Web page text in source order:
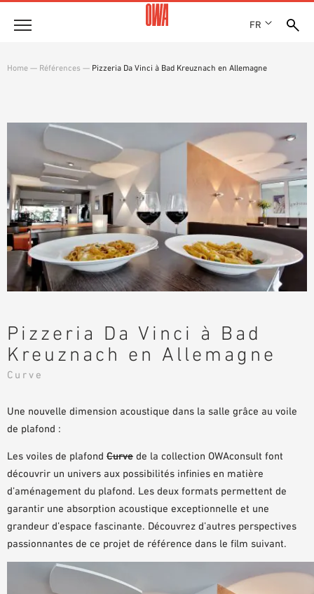
FR
NOS FILIALES
ACTUALITÉS
SHOWROOM 7TH FLOOR
LES COLLECTIONS OWA
RECHERCHE TECHNIQUE
DOMAINES D’UTILISATION
Références
Assistance technique
Service
DOCUMENTS D’APPEL D’OFFRES
TÉLÉCHARGEMENTS
DOCUMENTS D’AIDE À LA PLANIFICATION
BIBLIOTHÈQUE BIM/REVIT
Home — Références — Pizzeria Da Vinci à Bad Kreuznach en Allemagne
Pizzeria Da Vinci à Bad
Kreuznach en Allemagne
Curve
Une nouvelle dimension acoustique dans la salle grâce au voile
de plafond :
Les voiles de plafond Curve de la collection OWAconsult font
découvrir un univers aux possibilités infinies en matière
d’aménagement du plafond. Les deux formats permettent de
garantir une absorption acoustique exceptionnelle et une
grandeur d’espace fascinante. Découvrez d’autres perspectives
passionnantes de ce projet de référence dans le film suivant.